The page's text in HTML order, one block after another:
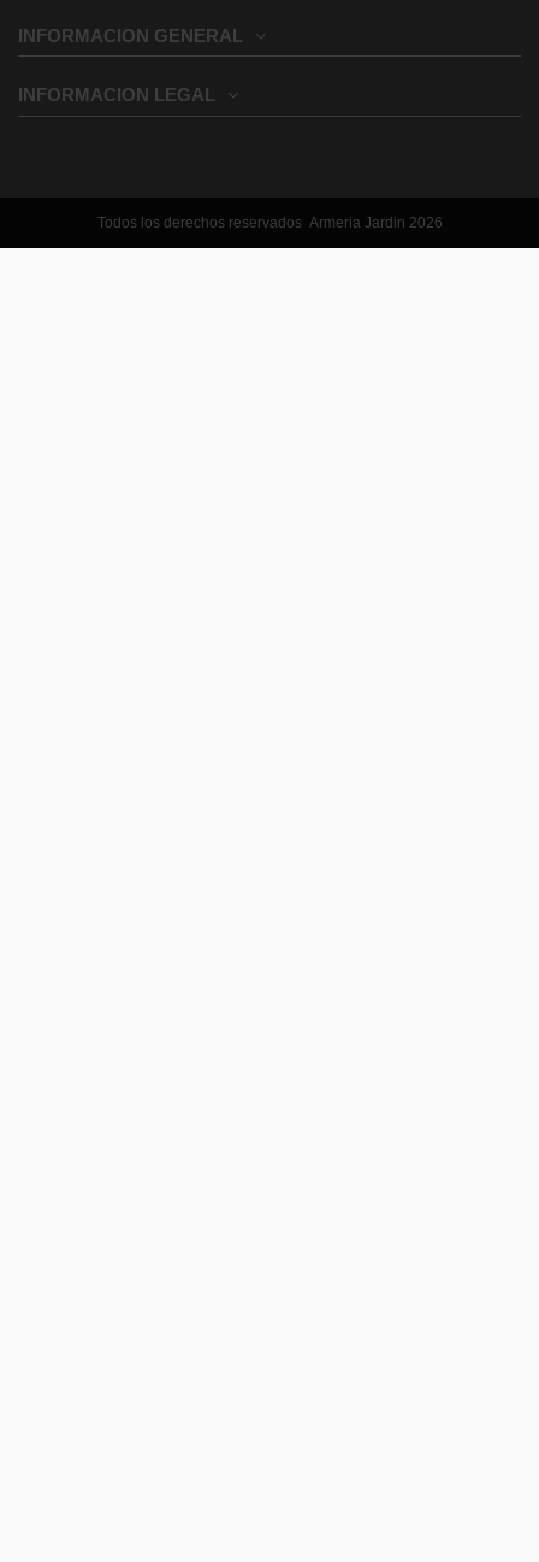
INFORMACION GENERAL
INFORMACION LEGAL
Todos los derechos reservados Armeria Jardin 2026